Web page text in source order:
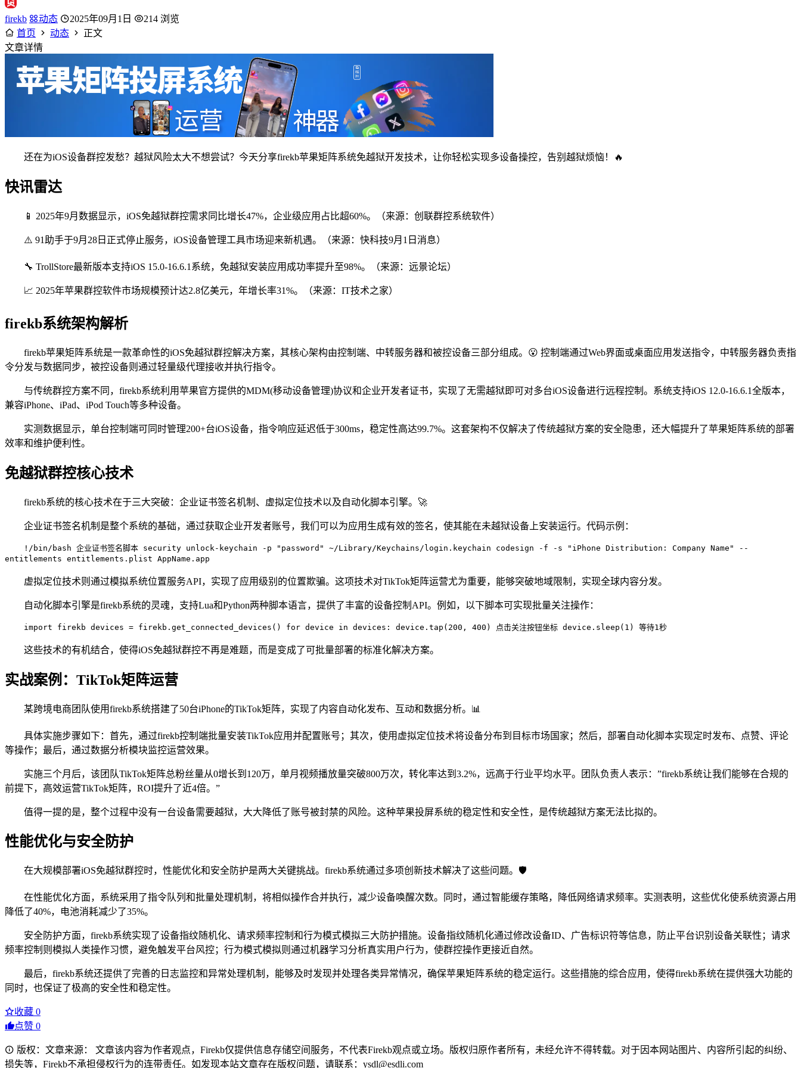
firekb 动态 2025年09月1日
214 浏览
首页
动态
正文
文章详情
还在为iOS设备群控发愁？越狱风险太大不想尝试？今天分享firekb苹果矩阵系统免越狱开发技术，让你轻松实现多设备操控，告别越狱烦恼！🔥
快讯雷达
📱 2025年9月数据显示，iOS免越狱群控需求同比增长47%，企业级应用占比超60%。（来源：创联群控系统软件）
⚠️ 91助手于9月28日正式停止服务，iOS设备管理工具市场迎来新机遇。（来源：快科技9月1日消息）
🔧 TrollStore最新版本支持iOS 15.0-16.6.1系统，免越狱安装应用成功率提升至98%。（来源：远景论坛）
📈 2025年苹果群控软件市场规模预计达2.8亿美元，年增长率31%。（来源：IT技术之家）
firekb系统架构解析
firekb苹果矩阵系统是一款革命性的iOS免越狱群控解决方案，其核心架构由控制端、中转服务器和被控设备三部分组成。😮 控制端通过Web界面或桌面应用发送指令，中转服务器负责指
令分发与数据同步，被控设备则通过轻量级代理接收并执行指令。
与传统群控方案不同，firekb系统利用苹果官方提供的MDM(移动设备管理)协议和企业开发者证书，实现了无需越狱即可对多台iOS设备进行远程控制。系统支持iOS 12.0-16.6.1全版本，
兼容iPhone、iPad、iPod Touch等多种设备。
实测数据显示，单台控制端可同时管理200+台iOS设备，指令响应延迟低于300ms，稳定性高达99.7%。这套架构不仅解决了传统越狱方案的安全隐患，还大幅提升了苹果矩阵系统的部署
效率和维护便利性。
免越狱群控核心技术
firekb系统的核心技术在于三大突破：企业证书签名机制、虚拟定位技术以及自动化脚本引擎。🚀
企业证书签名机制是整个系统的基础，通过获取企业开发者账号，我们可以为应用生成有效的签名，使其能在未越狱设备上安装运行。代码示例：
!/bin/bash 企业证书签名脚本 security unlock-keychain -p "password" ~/Library/Keychains/login.keychain codesign -f -s "iPhone Distribution: Company Name" --
entitlements entitlements.plist AppName.app
虚拟定位技术则通过模拟系统位置服务API，实现了应用级别的位置欺骗。这项技术对TikTok矩阵运营尤为重要，能够突破地域限制，实现全球内容分发。
自动化脚本引擎是firekb系统的灵魂，支持Lua和Python两种脚本语言，提供了丰富的设备控制API。例如，以下脚本可实现批量关注操作：
import firekb devices = firekb.get_connected_devices() for device in devices: device.tap(200, 400) 点击关注按钮坐标 device.sleep(1) 等待1秒
这些技术的有机结合，使得iOS免越狱群控不再是难题，而是变成了可批量部署的标准化解决方案。
实战案例：TikTok矩阵运营
某跨境电商团队使用firekb系统搭建了50台iPhone的TikTok矩阵，实现了内容自动化发布、互动和数据分析。📊
具体实施步骤如下：首先，通过firekb控制端批量安装TikTok应用并配置账号；其次，使用虚拟定位技术将设备分布到目标市场国家；然后，部署自动化脚本实现定时发布、点赞、评论
等操作；最后，通过数据分析模块监控运营效果。
实施三个月后，该团队TikTok矩阵总粉丝量从0增长到120万，单月视频播放量突破800万次，转化率达到3.2%，远高于行业平均水平。团队负责人表示：”firekb系统让我们能够在合规的
前提下，高效运营TikTok矩阵，ROI提升了近4倍。”
值得一提的是，整个过程中没有一台设备需要越狱，大大降低了账号被封禁的风险。这种苹果投屏系统的稳定性和安全性，是传统越狱方案无法比拟的。
性能优化与安全防护
在大规模部署iOS免越狱群控时，性能优化和安全防护是两大关键挑战。firekb系统通过多项创新技术解决了这些问题。🛡️
在性能优化方面，系统采用了指令队列和批量处理机制，将相似操作合并执行，减少设备唤醒次数。同时，通过智能缓存策略，降低网络请求频率。实测表明，这些优化使系统资源占用
降低了40%，电池消耗减少了35%。
安全防护方面，firekb系统实现了设备指纹随机化、请求频率控制和行为模式模拟三大防护措施。设备指纹随机化通过修改设备ID、广告标识符等信息，防止平台识别设备关联性；请求
频率控制则模拟人类操作习惯，避免触发平台风控；行为模式模拟则通过机器学习分析真实用户行为，使群控操作更接近自然。
最后，firekb系统还提供了完善的日志监控和异常处理机制，能够及时发现并处理各类异常情况，确保苹果矩阵系统的稳定运行。这些措施的综合应用，使得firekb系统在提供强大功能的
同时，也保证了极高的安全性和稳定性。
收藏 0
点赞 0
版权：文章来源： 文章该内容为作者观点，Firekb仅提供信息存储空间服务，不代表Firekb观点或立场。版权归原作者所有，未经允许不得转载。对于因本网站图片、内容所引起的纠纷、
损失等，Firekb不承担侵权行为的连带责任。如发现本站文章存在版权问题，请联系：ysdl@esdli.com